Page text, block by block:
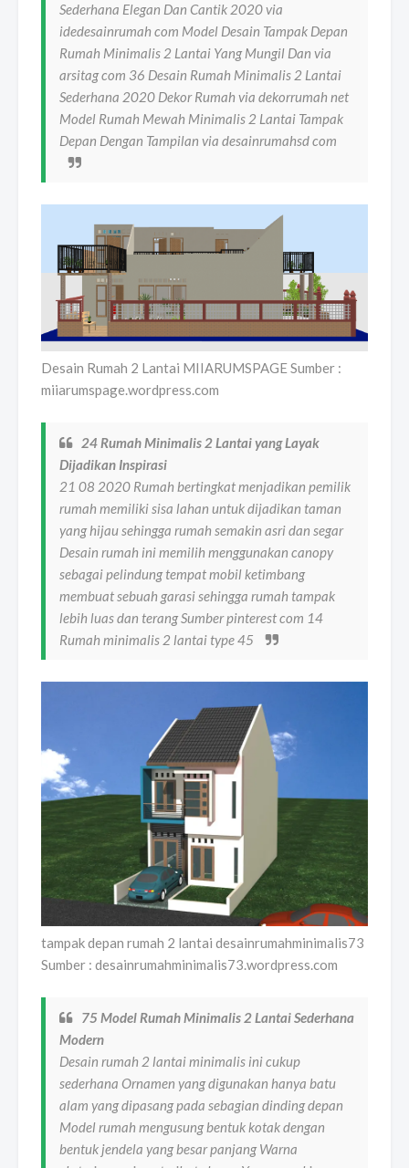
Sederhana Elegan Dan Cantik 2020 via
idedesainrumah com Model Desain Tampak Depan
Rumah Minimalis 2 Lantai Yang Mungil Dan via
arsitag com 36 Desain Rumah Minimalis 2 Lantai
Sederhana 2020 Dekor Rumah via dekorrumah net
Model Rumah Mewah Minimalis 2 Lantai Tampak
Depan Dengan Tampilan via desainrumahsd com
Desain Rumah 2 Lantai MIIARUMSPAGE Sumber :
miiarumspage.wordpress.com
24 Rumah Minimalis 2 Lantai yang Layak
Dijadikan Inspirasi
21 08 2020 Rumah bertingkat menjadikan pemilik
rumah memiliki sisa lahan untuk dijadikan taman
yang hijau sehingga rumah semakin asri dan segar
Desain rumah ini memilih menggunakan canopy
sebagai pelindung tempat mobil ketimbang
membuat sebuah garasi sehingga rumah tampak
lebih luas dan terang Sumber pinterest com 14
Rumah minimalis 2 lantai type 45
tampak depan rumah 2 lantai desainrumahminimalis73
Sumber : desainrumahminimalis73.wordpress.com
75 Model Rumah Minimalis 2 Lantai Sederhana
Modern
Desain rumah 2 lantai minimalis ini cukup
sederhana Ornamen yang digunakan hanya batu
alam yang dipasang pada sebagian dinding depan
Model rumah mengusung bentuk kotak dengan
bentuk jendela yang besar panjang Warna